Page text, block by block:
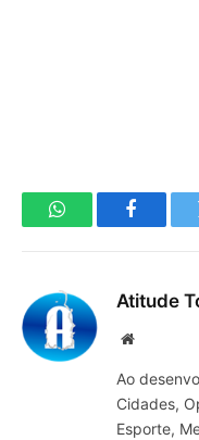
WhatsApp
Atitude
Site
Ao
Cidades,
Esporte,